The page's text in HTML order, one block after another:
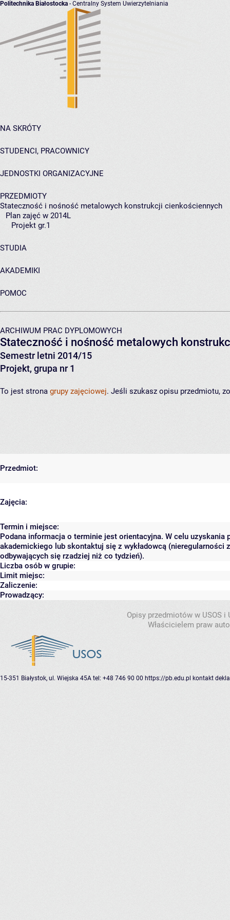
Politechnika Białostocka - Centralny System Uwierzytelniania
NA SKRÓTY
STUDENCI, PRACOWNICY
JEDNOSTKI ORGANIZACYJNE
PRZEDMIOTY
Stateczność i nośność metalowych konstrukcji cienkościennych
Plan zajęć w 2014L
Projekt gr.1
STUDIA
AKADEMIKI
POMOC
ARCHIWUM PRAC DYPLOMOWYCH
Stateczność i nośność metalowych
Semestr letni 2014/15
Projekt, grupa nr 1
To jest strona grupy zajęciowej. Jeśli szukasz opisu przedmiotu,
Przedmiot:
Zajęcia:
Termin i miejsce:
Podana informacja o terminie jest orientacyjna. W celu
akademickiego lub skontaktuj się z wykładowcą (nieregularności
odbywających się rzadziej niż co tydzień).
Liczba osób w grupie:
Limit miejsc:
Zaliczenie:
Prowadzący:
Opisy przedmiotów w USOS
Właścicielem praw
15-351 Białystok, ul. Wiejska 45A tel: +48 746 90 00 https://pb.edu.pl kontakt